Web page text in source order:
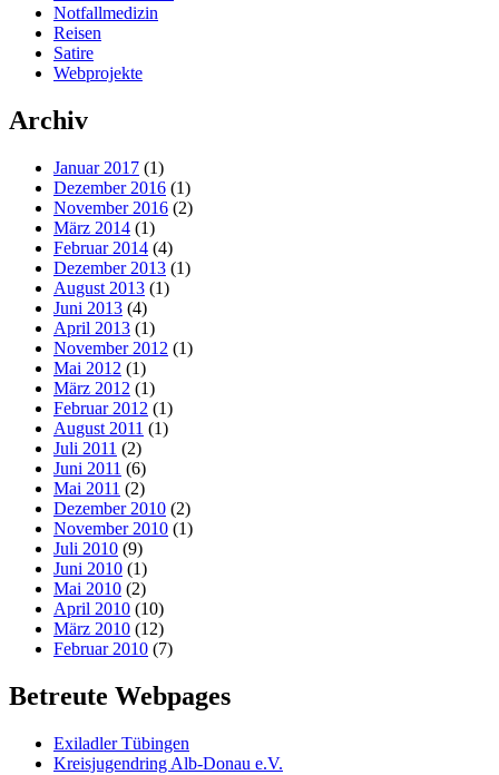
Notfallmedizin
Reisen
Satire
Webprojekte
Archiv
Januar 2017 (1)
Dezember 2016 (1)
November 2016 (2)
März 2014 (1)
Februar 2014 (4)
Dezember 2013 (1)
August 2013 (1)
Juni 2013 (4)
April 2013 (1)
November 2012 (1)
Mai 2012 (1)
März 2012 (1)
Februar 2012 (1)
August 2011 (1)
Juli 2011 (2)
Juni 2011 (6)
Mai 2011 (2)
Dezember 2010 (2)
November 2010 (1)
Juli 2010 (9)
Juni 2010 (1)
Mai 2010 (2)
April 2010 (10)
März 2010 (12)
Februar 2010 (7)
Betreute Webpages
Exiladler Tübingen
Kreisjugendring Alb-Donau e.V.